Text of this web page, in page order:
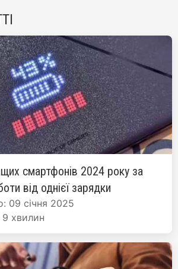
смартфонів 2024 року за
від однієї зарядки
09 січня 2025
9 хвилин